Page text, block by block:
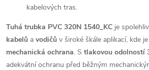
kabelových tras.
Tuhá trubka PVC 320N 1540_KC je
kabelů a vodičů v široké škále aplikací, kde
mechanická ochrana. S tlakovou odolností
adekvátní ochranu před běžným